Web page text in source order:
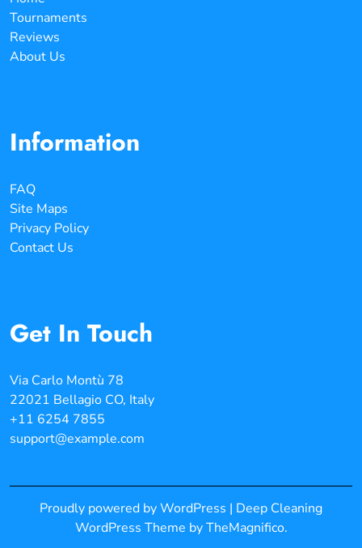
Tournaments
Reviews
About Us
Information
FAQ
Site Maps
Privacy Policy
Contact Us
Get In Touch
Via Carlo Montù 78
22021 Bellagio CO, Italy
+11 6254 7855
support@example.com
Proudly powered by WordPress | Deep Cleaning
WordPress Theme by TheMagnifico.